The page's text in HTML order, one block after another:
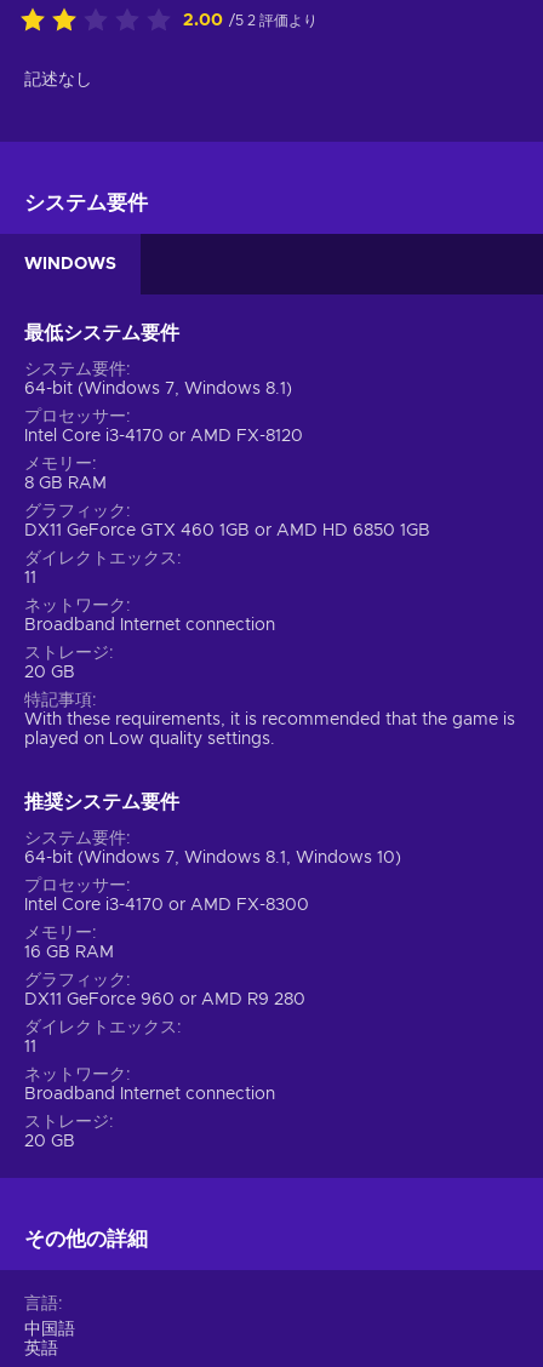
2.00 /5 2 評価より
記述なし
システム要件
WINDOWS
最低システム要件
システム要件
64-bit (Windows 7, Windows 8.1)
プロセッサー
Intel Core i3-4170 or AMD FX-8120
メモリー
8 GB RAM
グラフィック
DX11 GeForce GTX 460 1GB or AMD HD 6850 1GB
ダイレクトエックス
11
ネットワーク
Broadband Internet connection
ストレージ
20 GB
特記事項
With these requirements, it is recommended that the game is
played on Low quality settings.
推奨システム要件
システム要件
64-bit (Windows 7, Windows 8.1, Windows 10)
プロセッサー
Intel Core i3-4170 or AMD FX-8300
メモリー
16 GB RAM
グラフィック
DX11 GeForce 960 or AMD R9 280
ダイレクトエックス
11
ネットワーク
Broadband Internet connection
ストレージ
20 GB
その他の詳細
言語
中国語
英語